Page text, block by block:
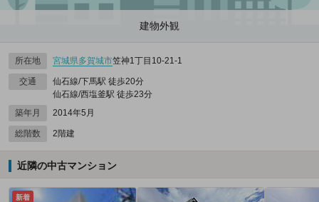
建物外観
所在地 宮城県多賀城市笠神1丁目10-21‐1
交通
仙石線/下馬駅 徒歩20分
仙石線/西塩釜駅 徒歩23分
築年月
2014年5月
総階数 2階建
近隣の中古マンション
新着